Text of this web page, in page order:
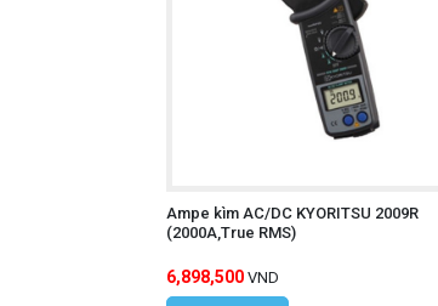
Ampe kìm AC/DC KYORITSU 2009R
(2000A,True RMS)
6,898,500 VND